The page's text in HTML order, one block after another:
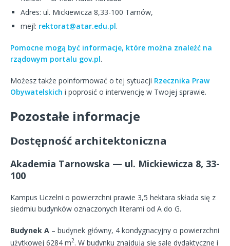
Adres: ul. Mickiewicza 8,33-100 Tarnów,
mejl: rektorat@atar.edu.pl.
Pomocne mogą być informacje, które można znaleźć na
rządowym portalu gov.pl.
Możesz także poinformować o tej sytuacji Rzecznika Praw
Obywatelskich i poprosić o interwencję w Twojej sprawie.
Pozostałe informacje
Dostępność architektoniczna
Akademia Tarnowska — ul. Mickiewicza 8, 33-
100
Kampus Uczelni o powierzchni prawie 3,5 hektara składa się z
siedmiu budynków oznaczonych literami od A do G.
Budynek A – budynek główny, 4 kondygnacyjny o powierzchni
użytkowej 6284 m2. W budynku znajdują się sale dydaktyczne i